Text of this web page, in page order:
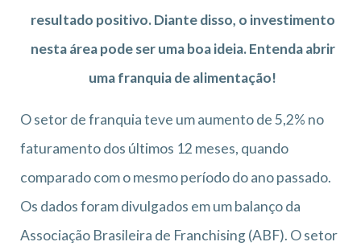
resultado positivo. Diante disso, o investimento
nesta área pode ser uma boa ideia. Entenda abrir
uma franquia de alimentação!
O setor de franquia teve um aumento de 5,2% no
faturamento dos últimos 12 meses, quando
comparado com o mesmo período do ano passado.
Os dados foram divulgados em um balanço da
Associação Brasileira de Franchising (ABF). O setor